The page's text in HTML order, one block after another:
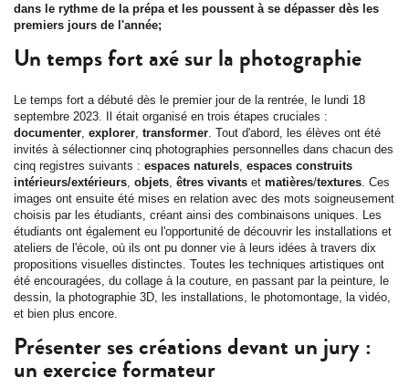
dans le rythme de la prépa et les poussent à se dépasser dès les
premiers jours de l'année;
Un temps fort axé sur la photographie
Le temps fort a débuté dès le premier jour de la rentrée, le lundi 18
septembre 2023. Il était organisé en trois étapes cruciales :
documenter, explorer, transformer. Tout d'abord, les élèves ont été
invités à sélectionner cinq photographies personnelles dans chacun des
cinq registres suivants : espaces naturels, espaces construits
intérieurs/extérieurs, objets, êtres vivants et matières/textures. Ces
images ont ensuite été mises en relation avec des mots soigneusement
choisis par les étudiants, créant ainsi des combinaisons uniques. Les
étudiants ont également eu l'opportunité de découvrir les installations et
ateliers de l'école, où ils ont pu donner vie à leurs idées à travers dix
propositions visuelles distinctes. Toutes les techniques artistiques ont
été encouragées, du collage à la couture, en passant par la peinture, le
dessin, la photographie 3D, les installations, le photomontage, la vidéo,
et bien plus encore.
Présenter ses créations devant un jury :
un exercice formateur